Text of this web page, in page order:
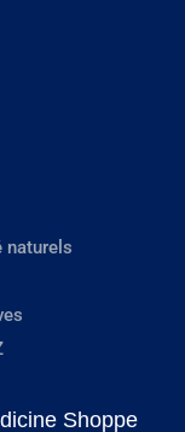
naturels
Shoppe